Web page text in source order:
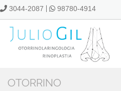
3044-2087 98780-4914
OTORRINO